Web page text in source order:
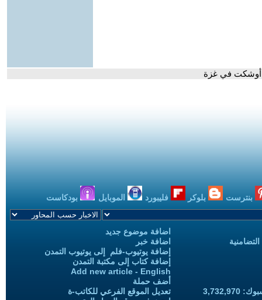
أوشكت في غزة
بنترست بلوكر فليبورد الموبايل بودكاست
اضافة موضوع جديد
اضافة خبر
إضافة يوتيوب-فلم إلى يوتيوب التمدن
إضافة كتاب إلى مكتبة التمدن
Add new article - English
أضف حملة
تعديل الموقع الفرعي للكاتب-ة